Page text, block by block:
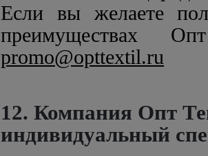
Если вы желаете
преимуществах
promo@opttextil.ru
12. Компания Опт
индивидуальный